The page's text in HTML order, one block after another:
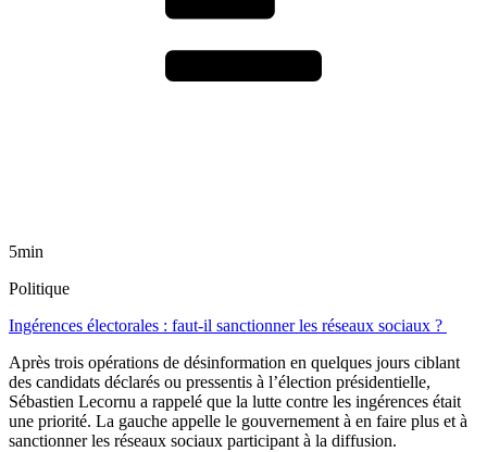
5min
Politique
Ingérences électorales : faut-il sanctionner les réseaux sociaux ?
Après trois opérations de désinformation en quelques jours ciblant
des candidats déclarés ou pressentis à l’élection présidentielle,
Sébastien Lecornu a rappelé que la lutte contre les ingérences était
une priorité. La gauche appelle le gouvernement à en faire plus et à
sanctionner les réseaux sociaux participant à la diffusion.